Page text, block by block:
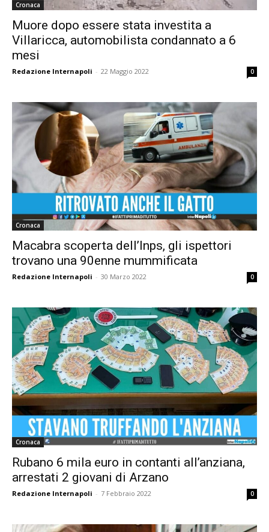
Cronaca
Muore dopo essere stata investita a
Villaricca, automobilista condannato a 6
mesi
Redazione Internapoli - 22 Maggio 2022 0
Cronaca
Macabra scoperta dell’Inps, gli ispettori
trovano una 90enne mummificata
Redazione Internapoli - 30 Marzo 2022 0
Cronaca
Rubano 6 mila euro in contanti all’anziana,
arrestati 2 giovani di Arzano
Redazione Internapoli - 7 Febbraio 2022 0